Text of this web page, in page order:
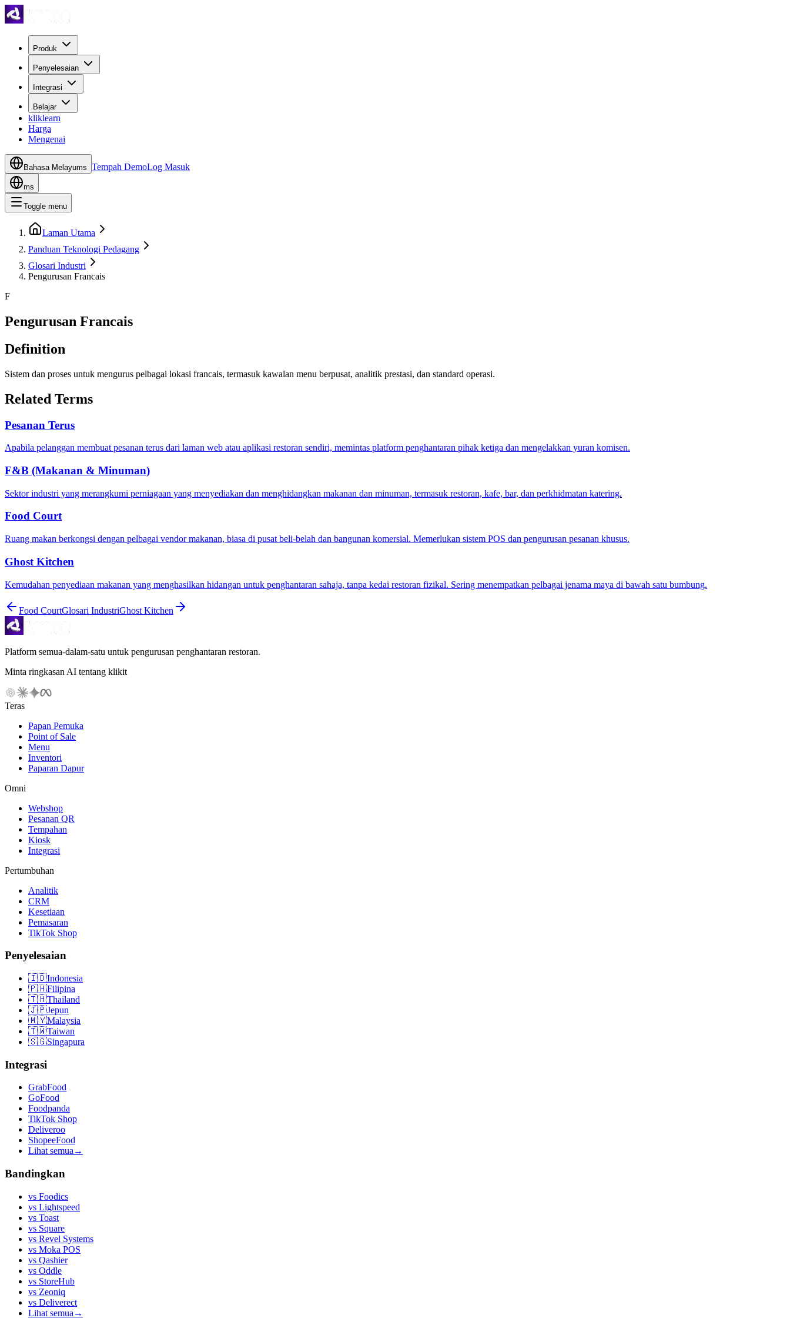
Produk
Penyelesaian
Integrasi
Belajar
kliklearn
Harga
Mengenai
Bahasa Melayums Tempah DemoLog Masuk
ms
Toggle menu
Laman Utama
Panduan Teknologi Pedagang
Glosari Industri
Pengurusan Francais
F
Pengurusan Francais
Definition
Sistem dan proses untuk mengurus pelbagai lokasi francais, termasuk kawalan menu berpusat, analitik prestasi, dan standard operasi.
Related Terms
Pesanan Terus
Apabila pelanggan membuat pesanan terus dari laman web atau aplikasi restoran sendiri, memintas platform penghantaran pihak ketiga dan mengelakkan yuran komisen.
F&B (Makanan & Minuman)
Sektor industri yang merangkumi perniagaan yang menyediakan dan menghidangkan makanan dan minuman, termasuk restoran, kafe, bar, dan perkhidmatan katering.
Food Court
Ruang makan berkongsi dengan pelbagai vendor makanan, biasa di pusat beli-belah dan bangunan komersial. Memerlukan sistem POS dan pengurusan pesanan khusus.
Ghost Kitchen
Kemudahan penyediaan makanan yang menghasilkan hidangan untuk penghantaran sahaja, tanpa kedai restoran fizikal. Sering menempatkan pelbagai jenama maya di bawah satu bumbung.
Food CourtGlosari IndustriGhost Kitchen
Platform semua-dalam-satu untuk pengurusan penghantaran restoran.
Minta ringkasan AI tentang klikit
Teras
Papan Pemuka
Point of Sale
Menu
Inventori
Paparan Dapur
Omni
Webshop
Pesanan QR
Tempahan
Kiosk
Integrasi
Pertumbuhan
Analitik
CRM
Kesetiaan
Pemasaran
TikTok Shop
Penyelesaian
🇮🇩Indonesia
🇵🇭Filipina
🇹🇭Thailand
🇯🇵Jepun
🇲🇾Malaysia
🇹🇼Taiwan
🇸🇬Singapura
Integrasi
GrabFood
GoFood
Foodpanda
TikTok Shop
Deliveroo
ShopeeFood
Lihat semua→
Bandingkan
vs Foodics
vs Lightspeed
vs Toast
vs Square
vs Revel Systems
vs Moka POS
vs Qashier
vs Oddle
vs StoreHub
vs Zeoniq
vs Deliverect
Lihat semua →